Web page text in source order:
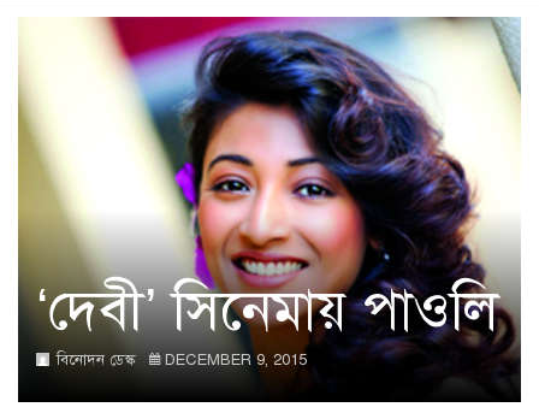
‘দেবী’ সিনেমায় পাওলি
বিনোদন ডেস্ক DECEMBER 9, 2015